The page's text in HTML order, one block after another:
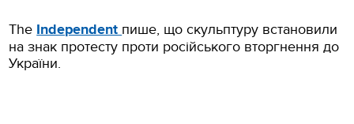
The Independent пише, що скульптуру встановили
на знак протесту проти російського вторгнення до
України.